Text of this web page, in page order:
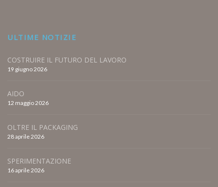
ULTIME NOTIZIE
COSTRUIRE IL FUTURO DEL LAVORO
19 giugno 2026
AIDO
12 maggio 2026
OLTRE IL PACKAGING
28 aprile 2026
SPERIMENTAZIONE
16 aprile 2026